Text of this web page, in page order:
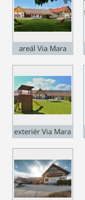
areál Via Mara
exteriér Via Mara